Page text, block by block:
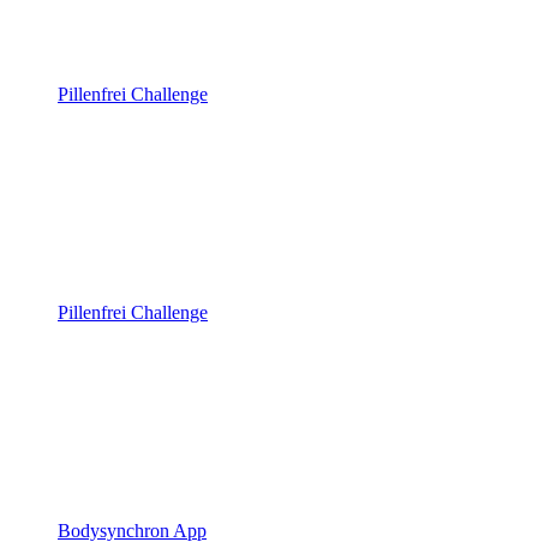
Pillenfrei Challenge
Pillenfrei Challenge
Bodysynchron App